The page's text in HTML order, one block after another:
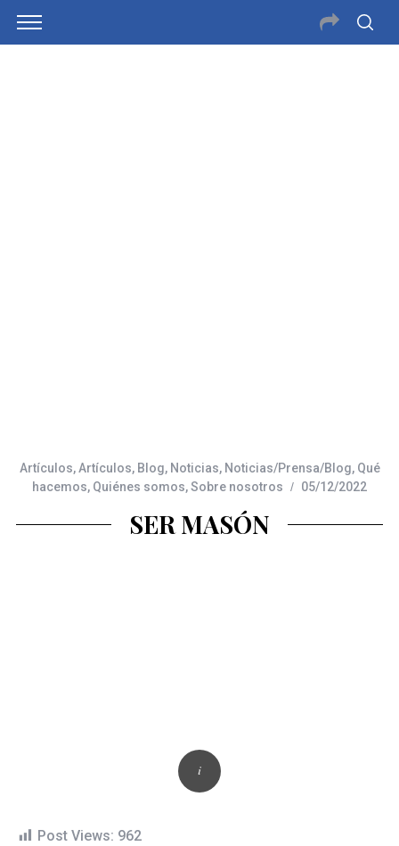
Artículos,Artículos, Blog, Noticias, Noticias/Prensa/Blog, Qué
hacemos, Quiénes somos,Sobre nosotros 05/12/2022
SER MASÓN
Post Views: 962